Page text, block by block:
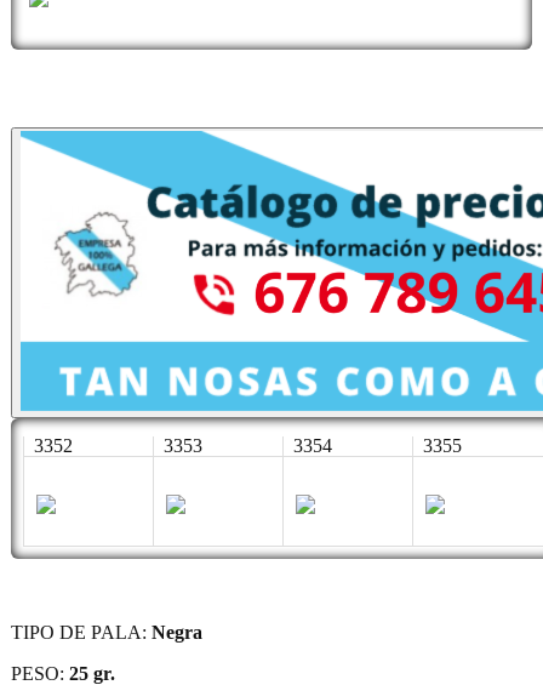
3352 3353 3354 3355
TIPO DE PALA: Negra
PESO: 25 gr.